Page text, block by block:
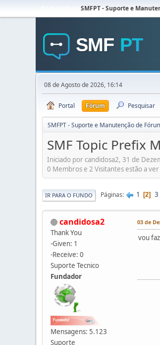
SMFPT - Suporte e
08 de Agosto de 2026, 16:14
Portal Fórum Pesquisar
SMFPT - Suporte e Manutenção de
SMF Topic Prefix
Iniciado por candidosa2, 31 de
0 Membros e 2 Visitantes estão a
IR PARA O FUNDO Páginas 1 2 3
candidosa2
Thank You
-Given: 1
-Receive: 0
Suporte Tecnico
Fundador
Mensagens: 5.123
Suporte
03 de
vou